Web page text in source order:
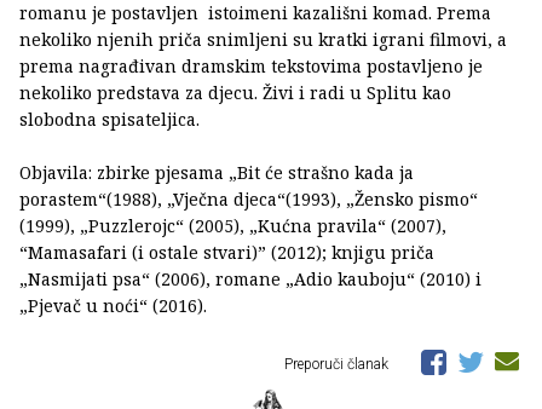
romanu je postavljen istoimeni kazališni komad. Prema
nekoliko njenih priča snimljeni su kratki igrani filmovi, a
prema nagrađivan dramskim tekstovima postavljeno je
nekoliko predstava za djecu. Živi i radi u Splitu kao
slobodna spisateljica.
Objavila: zbirke pjesama „Bit će strašno kada ja
porastem“(1988), „Vječna djeca“(1993), „Žensko pismo“
(1999), „Puzzlerojc“ (2005), „Kućna pravila“ (2007),
“Mamasafari (i ostale stvari)” (2012); knjigu priča
„Nasmijati psa“ (2006), romane „Adio kauboju“ (2010) i
„Pjevač u noći“ (2016).
Preporuči članak